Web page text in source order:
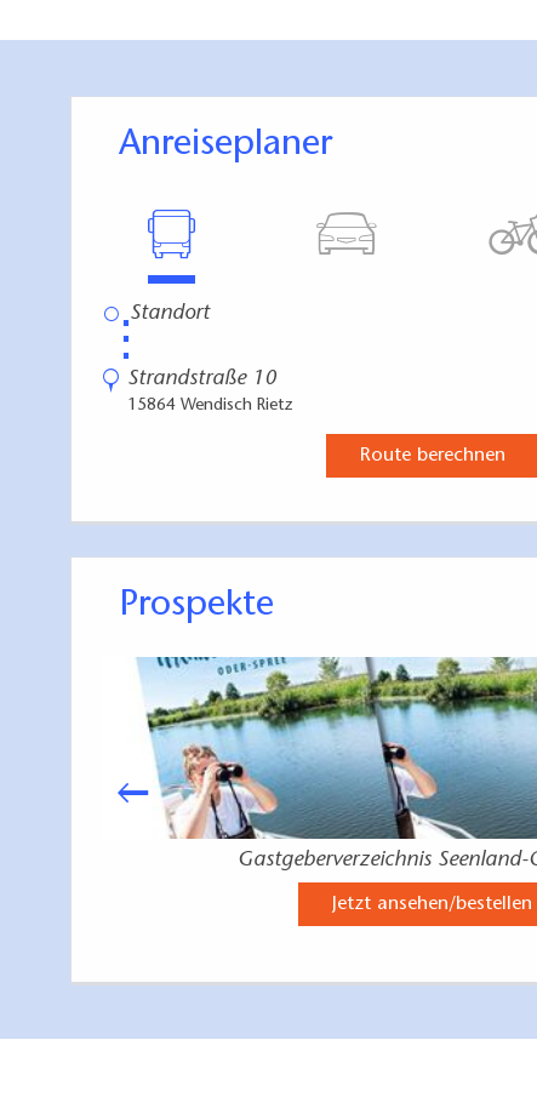
An der Westseite
den Springsee
Spa,
50.000, ISBN
Verlag, 1:
Anreiseplaner
⋮
Strandstraße 10
15864 Wendisch Rietz
Route berechnen
Prospekte
Gastgeberverzeichnis Seenland-
Jetzt ansehen/bestellen